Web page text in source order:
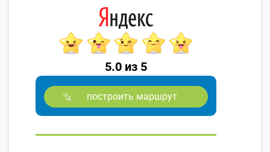
5.0 из 5
построить маршрут